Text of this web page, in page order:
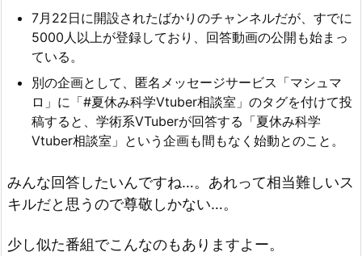
7月22日に開設されたばかりのチャンネルだが、すでに
5000人以上が登録しており、回答動画の公開も始まっ
ている。
別の企画として、匿名メッセージサービス「マシュマ
ロ」に「#夏休み科学Vtuber相談室」のタグを付けて投
稿すると、学術系VTuberが回答する「夏休み科学
Vtuber相談室」という企画も間もなく始動とのこと。
みんな回答したいんですね…。あれって相当難しいス
キルだと思うので尊敬しかない…。
少し似た番組でこんなのもありますよー。